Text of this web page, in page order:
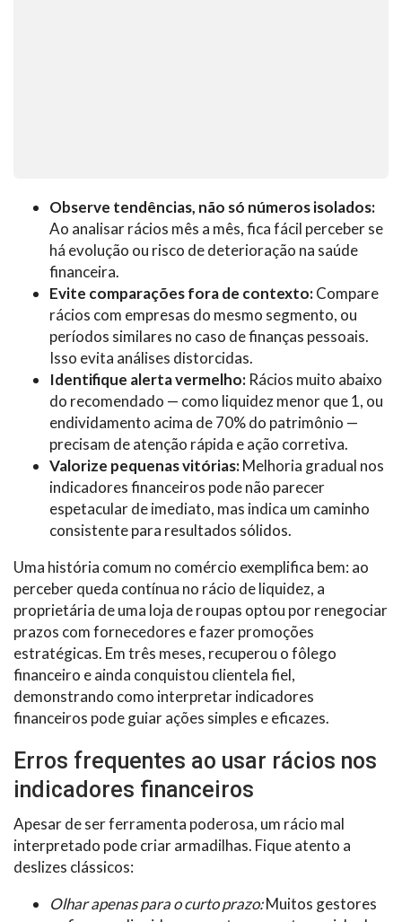
Observe tendências, não só números isolados:
Ao analisar rácios mês a mês, fica fácil perceber se
há evolução ou risco de deterioração na saúde
financeira.
Evite comparações fora de contexto:Compare
rácios com empresas do mesmo segmento, ou
períodos similares no caso de finanças pessoais.
Isso evita análises distorcidas.
Identifique alerta vermelho: Rácios muito abaixo
do recomendado — como liquidez menor que 1, ou
endividamento acima de 70% do patrimônio —
precisam de atenção rápida e ação corretiva.
Valorize pequenas vitórias:Melhoria gradual nos
indicadores financeiros pode não parecer
espetacular de imediato, mas indica um caminho
consistente para resultados sólidos.
Uma história comum no comércio exemplifica bem: ao
perceber queda contínua no rácio de liquidez, a
proprietária de uma loja de roupas optou por renegociar
prazos com fornecedores e fazer promoções
estratégicas. Em três meses, recuperou o fôlego
financeiro e ainda conquistou clientela fiel,
demonstrando como interpretar indicadores
financeiros pode guiar ações simples e eficazes.
Erros frequentes ao usar rácios nos
indicadores financeiros
Apesar de ser ferramenta poderosa, um rácio mal
interpretado pode criar armadilhas. Fique atento a
deslizes clássicos:
Olhar apenas para o curto prazo:Muitos gestores